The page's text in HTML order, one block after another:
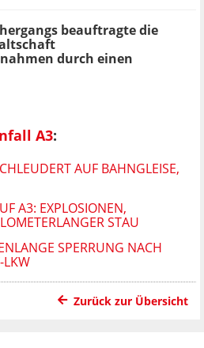
beauftragte die
durch einen
A3:
AUF BAHNGLEISE,
A3: EXPLOSIONEN,
STAU
SPERRUNG NACH
LKW
Zurück zur Übersicht